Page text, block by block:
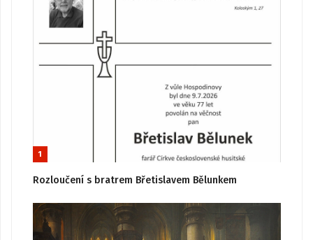
1
Rozloučení s bratrem Břetislavem Bělunkem